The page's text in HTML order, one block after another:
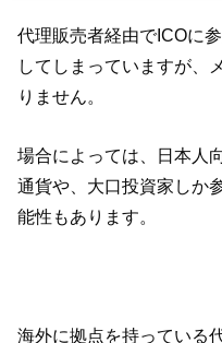
代理販売者経由でICOに
してしまっていますが、
りません。
場合によっては、日本人
通貨や、大口投資家しか
能性もあります。
海外に拠点を持っている